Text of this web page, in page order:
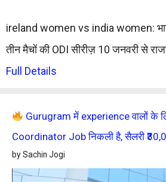
ireland women vs india women:
तीन मैचों की ODI सीरीज़ 10 जनवरी से
Full Details
Gurugram में experience वालों के
Coordinator Job निकली है, सैलरी
by Sachin Jogi